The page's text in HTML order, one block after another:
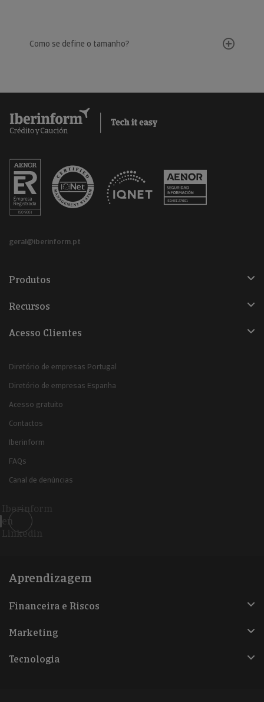
Como se define o tamanho?
geral@iberinform.pt
Produtos
Recursos
Acesso Clientes
Diretório de empresas Portugal
Diretório de empresas Espanha
Acesso gratuito
Contactos
Iberinform
FAQs
Canal de denúncias
Iberinform
en
Linkedin
Aprendizagem
Financeira e Riscos
Marketing
Tecnologia